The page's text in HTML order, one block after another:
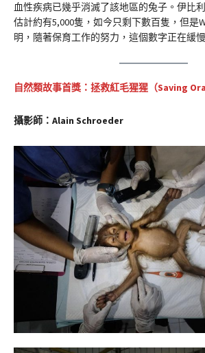
血性疾病已幾乎消滅了該地區的兔子。伊比
估計約有5,000隻，如今只剩下數百隻，但是
明，隨著保育工作的努力，這個數字正在緩
自然類故事首獎：拯救紅毛猩猩（Saving
攝影師：Alain Schroeder